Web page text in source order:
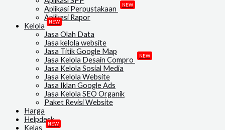
Aplikasi Perpustakaan
NEW
Aplikasi Rapor
Kelola
NEW
Jasa Olah Data
Jasa kelola website
Jasa Titik Google Map
Jasa Kelola Desain Compro
NEW
Jasa Kelola Sosial Media
Jasa Kelola Website
Jasa Iklan Google Ads
Jasa Kelola SEO Organik
Paket Revisi Website
Harga
Helpdesk
Kelas
NEW